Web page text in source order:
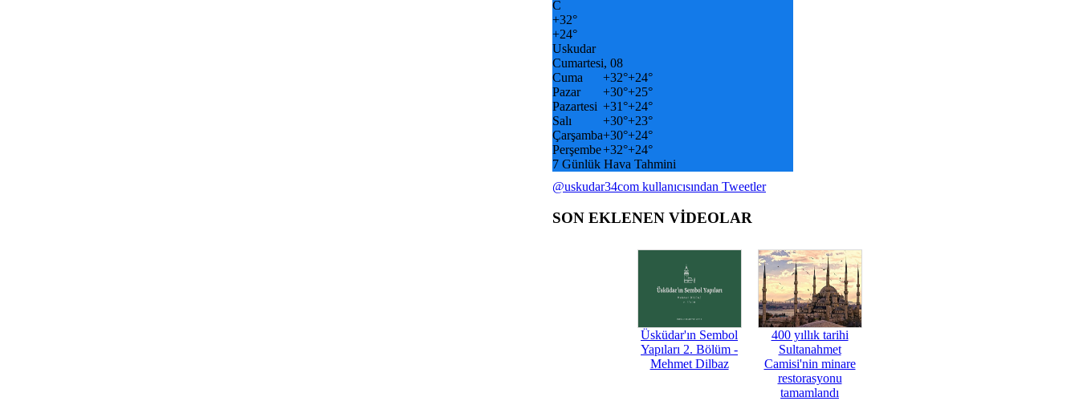
C
+32°
+24°
Uskudar
Cumartesi, 08
Cuma
+32°+24°
Pazar
+30°+25°
Pazartesi +31°+24°
Salı
+30°+23°
Çarşamba+30°+24°
Perşembe+32°+24°
7 Günlük Hava Tahmini
@uskudar34com kullanıcısından Tweetler
SON EKLENEN VİDEOLAR
Üsküdar'ın Sembol
Yapıları 2. Bölüm -
Mehmet Dilbaz
400 yıllık tarihi
Sultanahmet
Camisi'nin minare
restorasyonu
tamamlandı